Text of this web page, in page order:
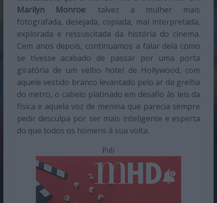
Marilyn Monroe: talvez a mulher mais
fotografada, desejada, copiada, mal interpretada,
explorada e ressuscitada da história do cinema.
Cem anos depois, continuamos a falar dela como
se tivesse acabado de passar por uma porta
giratória de um velho hotel de Hollywood, com
aquele vestido branco levantado pelo ar da grelha
do metro, o cabelo platinado em desafio às leis da
física e aquela voz de menina que parecia sempre
pedir desculpa por ser mais inteligente e esperta
do que todos os homens à sua volta.
Pub